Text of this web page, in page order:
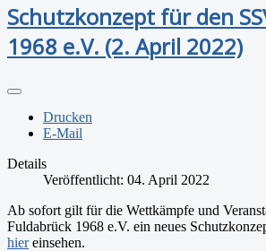
Schutzkonzept für den
1968 e.V. (2. April 2022)
Drucken
E-Mail
Details
Veröffentlicht: 04. April 2022
Ab sofort gilt für die Wettkämpfe und
Fuldabrück 1968 e.V. ein neues
hiereinsehen.